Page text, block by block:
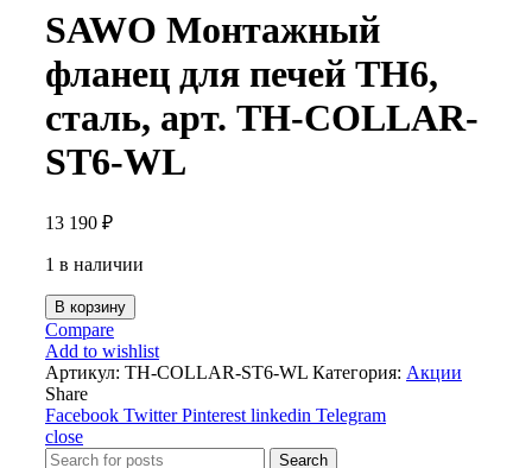
SAWO Монтажный
фланец для печей TH6,
сталь, арт. TH-COLLAR-
ST6-WL
13 190 ₽
1 в наличии
В корзину
Compare
Add to wishlist
Артикул: TH-COLLAR-ST6-WL Категория: Акции
Share
Facebook Twitter Pinterest linkedin Telegram
close
Search